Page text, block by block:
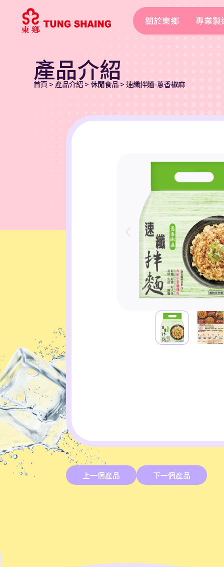
關於東鄉 專業製
產品介紹
首頁 > 產品介紹>休閒食品>速纖拌麵-蔥香椒麻
下一個產品
上一個產品